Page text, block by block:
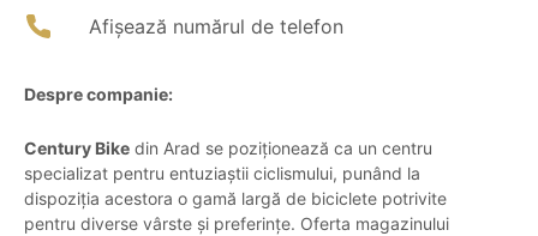
Afișează numărul de telefon
Despre companie:
Century Bike din Arad se poziționează ca un centru
specializat pentru entuziaștii ciclismului, punând la
dispoziția acestora o gamă largă de biciclete potrivite
pentru diverse vârste și preferințe. Oferta magazinului